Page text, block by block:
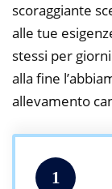
scoraggiante
alle tue
stessi per
alla fine
allevamento
1